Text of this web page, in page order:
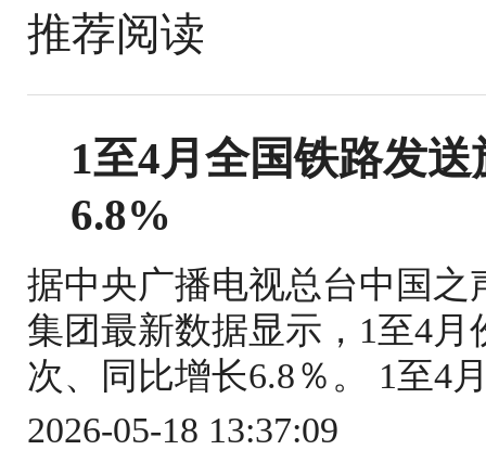
推荐阅读
1至4月全国铁路发
6.8%
据中央广播电视总台中国
集团最新数据显示，1至4月
次、同比增长6.8％。 1至4
2026-05-18 13:37:09